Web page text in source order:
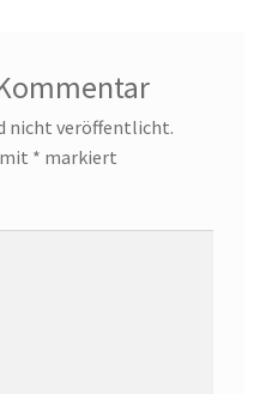
nicht veröffentlicht.
* markiert